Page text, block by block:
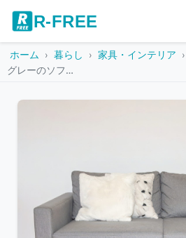
R-FREE
ホーム 暮らし 家具・インテリア
グレーのソファと白いふわふわクッション